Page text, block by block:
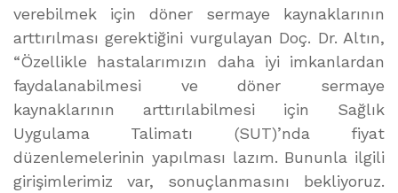
verebilmek için döner sermaye kaynaklarının
arttırılması gerektiğini vurgulayan Doç. Dr. Altın,
“Özellikle hastalarımızın daha iyi imkanlardan
faydalanabilmesi ve döner sermaye
kaynaklarının arttırılabilmesi için Sağlık
Uygulama Talimatı (SUT)’nda fiyat
düzenlemelerinin yapılması lazım. Bununla ilgili
girişimlerimiz var, sonuçlanmasını bekliyoruz.